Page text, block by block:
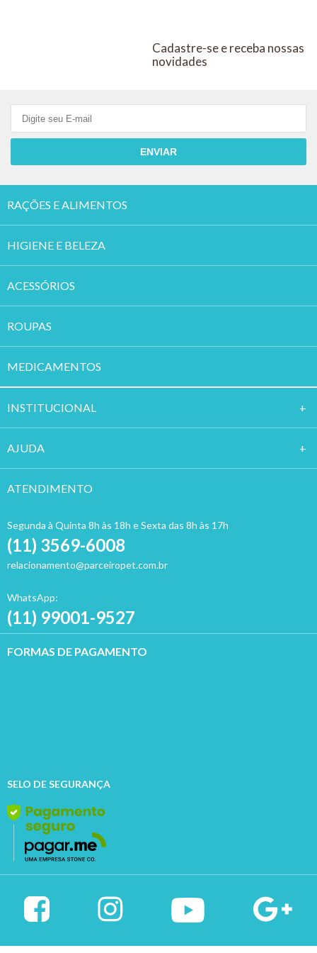
Cadastre-se e receba nossas
novidades
ENVIAR
RAÇÕES E ALIMENTOS
HIGIENE E BELEZA
ACESSÓRIOS
ROUPAS
MEDICAMENTOS
INSTITUCIONAL
AJUDA
ATENDIMENTO
Segunda à Quinta 8h às 18h e Sexta das 8h às 17h
(11) 3569-6008
relacionamento@parceiropet.com.br
WhatsApp:
(11) 99001-9527
FORMAS DE PAGAMENTO
SELO DE SEGURANÇA